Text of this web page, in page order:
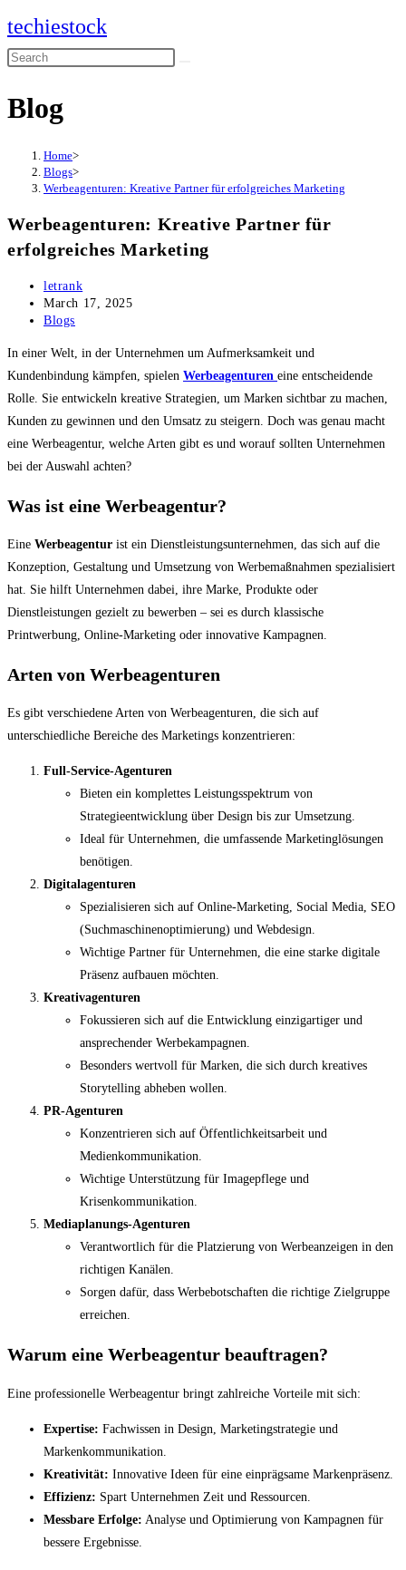
Skip
to
content
techiestock
Search
website
Blog
Home>
Blogs>
Werbeagenturen: Kreative Partner für erfolgreiches Marketing
Werbeagenturen: Kreative Partner für
erfolgreiches Marketing
Post
author:
letrank
Post
published:
March 17, 2025
Post
Blogs
In einer Welt, in der Unternehmen um Aufmerksamkeit und
Kundenbindung kämpfen, spielen Werbeagenturen eine entscheidende
Rolle. Sie entwickeln kreative Strategien, um Marken sichtbar zu machen,
Kunden zu gewinnen und den Umsatz zu steigern. Doch was genau macht
eine Werbeagentur, welche Arten gibt es und worauf sollten Unternehmen
bei der Auswahl achten?
Was ist eine Werbeagentur?
Eine Werbeagentur ist ein Dienstleistungsunternehmen, das sich auf die
Konzeption, Gestaltung und Umsetzung von Werbemaßnahmen spezialisiert
hat. Sie hilft Unternehmen dabei, ihre Marke, Produkte oder
Dienstleistungen gezielt zu bewerben – sei es durch klassische
Printwerbung, Online-Marketing oder innovative Kampagnen.
Arten von Werbeagenturen
Es gibt verschiedene Arten von Werbeagenturen, die sich auf
unterschiedliche Bereiche des Marketings konzentrieren:
Full-Service-Agenturen
Bieten ein komplettes Leistungsspektrum von
Strategieentwicklung über Design bis zur Umsetzung.
Ideal für Unternehmen, die umfassende Marketinglösungen
benötigen.
Digitalagenturen
Spezialisieren sich auf Online-Marketing, Social Media, SEO
(Suchmaschinenoptimierung) und Webdesign.
Wichtige Partner für Unternehmen, die eine starke digitale
Präsenz aufbauen möchten.
Kreativagenturen
Fokussieren sich auf die Entwicklung einzigartiger und
ansprechender Werbekampagnen.
Besonders wertvoll für Marken, die sich durch kreatives
Storytelling abheben wollen.
PR-Agenturen
Konzentrieren sich auf Öffentlichkeitsarbeit und
Medienkommunikation.
Wichtige Unterstützung für Imagepflege und
Krisenkommunikation.
Mediaplanungs-Agenturen
Verantwortlich für die Platzierung von Werbeanzeigen in den
richtigen Kanälen.
Sorgen dafür, dass Werbebotschaften die richtige Zielgruppe
erreichen.
Warum eine Werbeagentur beauftragen?
Eine professionelle Werbeagentur bringt zahlreiche Vorteile mit sich:
Expertise: Fachwissen in Design, Marketingstrategie und
Markenkommunikation.
Kreativität: Innovative Ideen für eine einprägsame Markenpräsenz.
Effizienz: Spart Unternehmen Zeit und Ressourcen.
Messbare Erfolge: Analyse und Optimierung von Kampagnen für
bessere Ergebnisse.